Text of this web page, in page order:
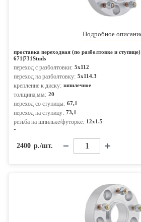
Подробное
проставка переходная (по разболтовке и
671|731Studs
переход с разболтовки: 5x112
переход на разболтовку: 5x114.3
крепление к диску: шпилечное
толщина,мм: 20
переход со ступицы: 67,1
переход на ступицу: 73,1
резьба на шпильке/футорке: 12x1.5
-
2400 р./шт.